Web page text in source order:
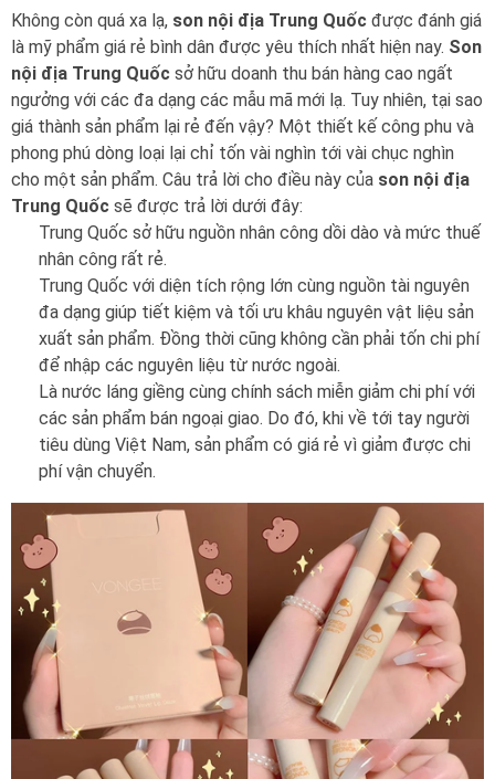
Không còn quá xa lạ, son nội địa Trung Quốc được đánh giá
là mỹ phẩm giá rẻ bình dân được yêu thích nhất hiện nay. Son
nội địa Trung Quốc sở hữu doanh thu bán hàng cao ngất
ngưởng với các đa dạng các mẫu mã mới lạ. Tuy nhiên, tại sao
giá thành sản phẩm lại rẻ đến vậy? Một thiết kế công phu và
phong phú dòng loại lại chỉ tốn vài nghìn tới vài chục nghìn
cho một sản phẩm. Câu trả lời cho điều này của son nội địa
Trung Quốc sẽ được trả lời dưới đây:
Trung Quốc sở hữu nguồn nhân công dồi dào và mức thuế
nhân công rất rẻ.
Trung Quốc với diện tích rộng lớn cùng nguồn tài nguyên
đa dạng giúp tiết kiệm và tối ưu khâu nguyên vật liệu sản
xuất sản phẩm. Đồng thời cũng không cần phải tốn chi phí
để nhập các nguyên liệu từ nước ngoài.
Là nước láng giềng cùng chính sách miễn giảm chi phí với
các sản phẩm bán ngoại giao. Do đó, khi về tới tay người
tiêu dùng Việt Nam, sản phẩm có giá rẻ vì giảm được chi
phí vận chuyển.